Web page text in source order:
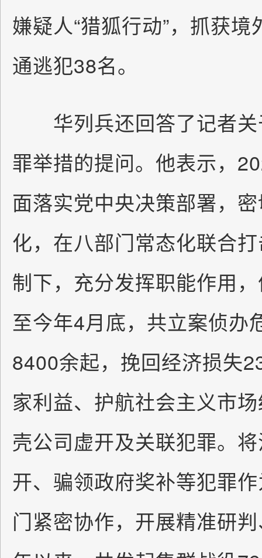
嫌疑人“猎狐行动”，抓获
通逃犯38名。
华列兵还回答了记者关
罪举措的提问。他表示，
面落实党中央决策部署，
化，在八部门常态化联合
制下，充分发挥职能作用
至今年4月底，共立案侦办
8400余起，挽回经济损失
家利益、护航社会主义市
壳公司虚开及关联犯罪。
开、骗领政府奖补等犯罪
门紧密协作，开展精准研